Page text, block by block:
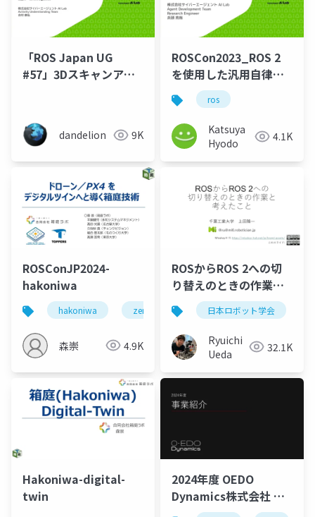
「ROS Japan UG
#57」3Dスキャンアプ
援ツール
mesh2gazebo
dandelion 9K
ROSCon2023_ROS 2
を使用した汎用自律エ
ージェントプラットフ
ォームの開発
ros
Katsuya
Hyodo
4.1K
ROSConJP2024-
hakoniwa
hakoniwa zenoh ros
森崇 4.9K
ROSからROS 2への切
り替えのときの作業と
考えたこと日本ロボット学会
Ryuichi
Ueda
32.1K
Hakoniwa-digital-
twin
2024年度 OEDO
Dynamics株式会社 事
業紹介